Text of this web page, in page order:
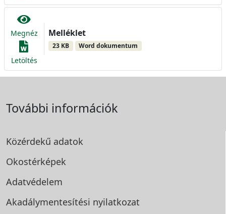
Megnéz
Letöltés
Melléklet
23 KB Word dokumentum
További információk
Közérdekű adatok
Okostérképek
Adatvédelem
Akadálymentesítési nyilatkozat